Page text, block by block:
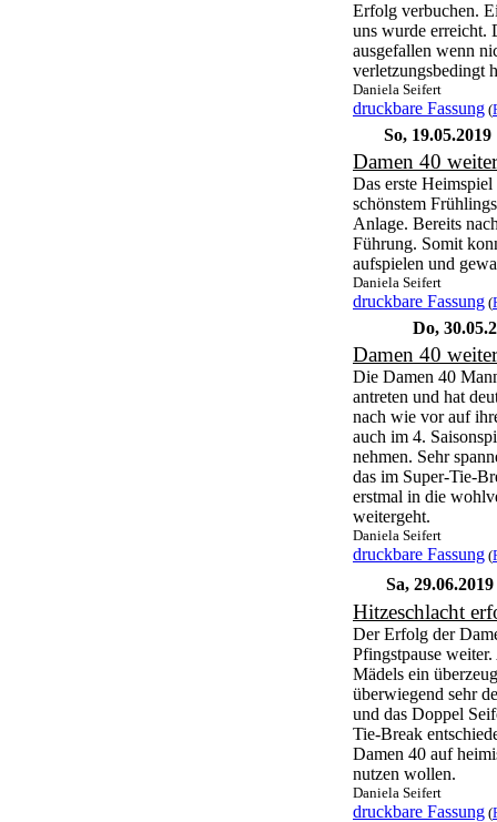
Erfolg verbuchen.
uns wurde erreicht.
ausgefallen wenn
verletzungsbedingt
Daniela Seifert
druckbare Fassung (
So,
Damen 40
Das erste
schönstem
Anlage. Bereits
Führung. Somit
aufspielen und
Daniela Seifert
druckbare Fassung (
Do,
Damen 40
Die Damen 40
antreten und hat
nach wie vor auf
auch im 4.
nehmen. Sehr
das im Super-Tie-
erstmal in die
weitergeht.
Daniela Seifert
druckbare Fassung (
Sa,
Hitzeschlacht
Der Erfolg der
Pfingstpause
Mädels ein
überwiegend sehr
und das Doppel
Tie-Break
Damen 40 auf
nutzen wollen.
Daniela Seifert
druckbare Fassung (